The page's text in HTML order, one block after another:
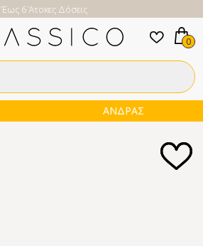
ΑΝΔΡΑΣ
0
Έως 6 Άτοκες Δόσεις